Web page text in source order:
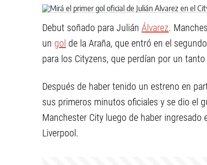
Debut soñado para Julián Álvarez.
un gol de la Araña, que entró en el
para los Cityzens, que perdían por un
Después de haber tenido un estreno en
sus primeros minutos oficiales y se dio el
Manchester City luego de haber
Liverpool.